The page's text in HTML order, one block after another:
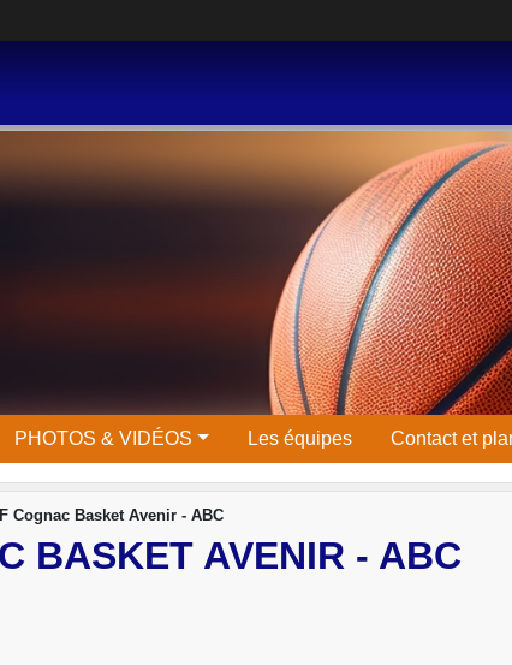
PHOTOS & VIDÉOS Les équipes Contact et
Cognac Basket Avenir - ABC
BASKET AVENIR - ABC